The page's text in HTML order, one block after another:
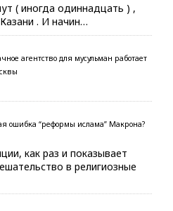
( иногда одиннадцать ) ,
. И начин…
агентство для мусульман работает
ошибка “реформы ислама” Макрона?
как раз и показывает
в религиозные